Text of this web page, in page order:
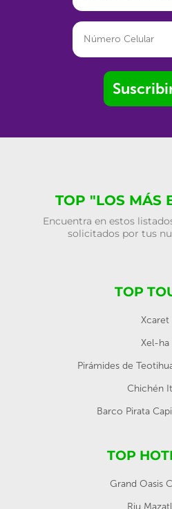
TOP "LOS MÁS
Encuentra en estos
solicitados por tus
TOP
Xcaret
Xel-ha
Pirámides de
Chichén
Barco Pirata
TOP
Grand Oasis
Riu